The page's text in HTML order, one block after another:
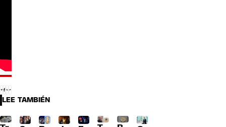
LEE TAMBIÉN